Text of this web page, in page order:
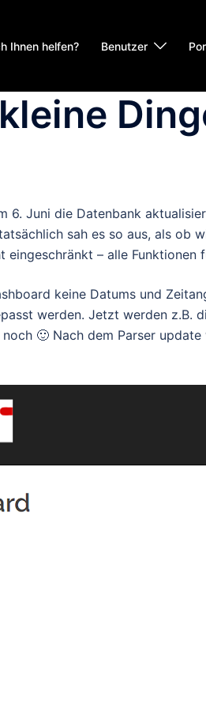
Ihnen helfen? Benutzer
Juni die Datenbank
sah es so aus, als ob
– alle Funktionen
keine Datums und
werden. Jetzt werden z.B.
🙂 Nach dem Parser